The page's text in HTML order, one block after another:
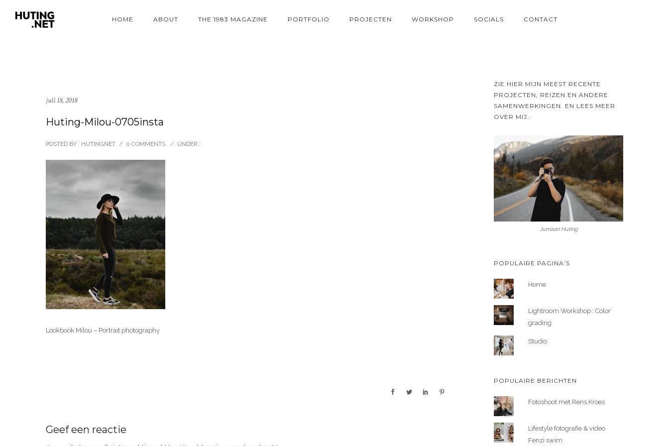
HOME ABOUT THE 1983 MAGAZINE PORTFOLIO PROJECTEN WORKSHOP SOCIALS CONTACT
juli 18, 2018
Huting-Milou-0705insta
POSTED BY : HUTINGNET / 0 COMMENTS / UNDER :
Lookbook Milou – Portrait photography
Geef een reactie
ZIE HIER MIJN MEEST RECENTE
PROJECTEN, REIZEN EN ANDERE
SAMENWERKINGEN. EN LEES MEER
OVER MIJ…
Jurriaan Huting
POPULAIRE PAGINA’S
Home
Lightroom Workshop : Color
grading
Studio
POPULAIRE BERICHTEN
Fotoshoot met Rens Kroes
Lifestyle fotografie & video
Fenzi swim